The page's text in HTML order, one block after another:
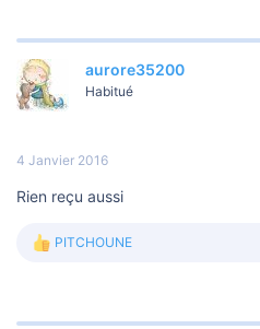
é
c
t
i
s
aurore35200
Habitué
4 Janvier 2016
Rien reçu aussi
L
é
PITCHOUNE